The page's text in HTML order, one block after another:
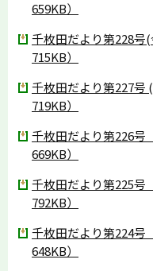
659KB）
千枚田だより第228号
715KB）
千枚田だより第227号
719KB）
千枚田だより第226号
669KB）
千枚田だより第225号
792KB）
千枚田だより第224号
648KB）